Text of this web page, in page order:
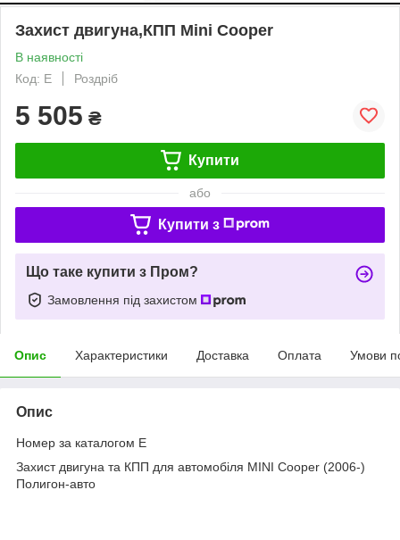
Захист двигуна,КПП Mini Cooper
В наявності
Код: E
Роздріб
5 505 ₴
Купити
або
Купити з
Що таке купити з Пром?
Замовлення під захистом
Опис Характеристики Доставка Оплата Умови
Опис
Номер за каталогом E
Захист двигуна та КПП для автомобіля MINI Cooper (2006-)
Полигон-авто